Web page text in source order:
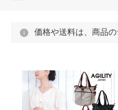
価格や送料は、商品